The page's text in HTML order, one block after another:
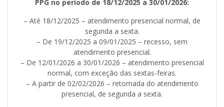
PPG no período de 18/12/2025 a 30/01/2026:
– Até 18/12/2025 – atendimento presencial normal, de
segunda a sexta.
– De 19/12/2025 a 09/01/2025 – recesso, sem
atendimento presencial.
– De 12/01/2026 a 30/01/2026 – atendimento presencial
normal, com exceção das sextas-feiras.
– A partir de 02/02/2026 – retomada do atendimento
presencial, de segunda a sexta.